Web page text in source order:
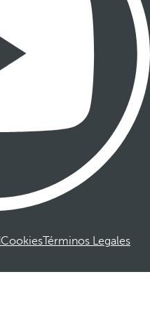
CookiesTérminos Legales